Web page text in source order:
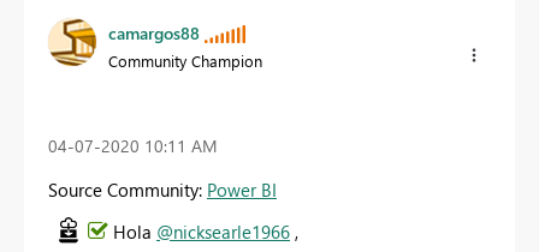
camargos88
Community Champion
‎04-07-2020 10:11 AM
Source Community: Power BI
Hola @nicksearle1966 ,